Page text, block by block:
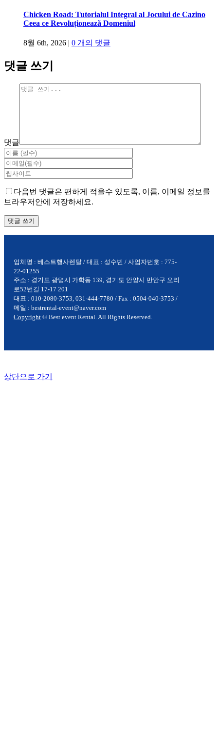
Chicken Road: Tutorialul Integral al Jocului de Cazino
Ceea ce Revoluționează Domeniul
8월 6th, 2026 | 0 개의 댓글
댓글 쓰기
댓글
다음번 댓글은 편하게 적을수 있도록, 이름, 이메일 정보를
브라우저안에 저장하세요.
업체명 : 베스트행사렌탈 / 대표 : 성수빈 / 사업자번호 : 775-
22-01255
주소 : 경기도 광명시 가학동 139, 경기도 안양시 만안구 오리
로52번길 17-17 201
대표 : 010-2080-3753, 031-444-7780 / Fax : 0504-040-3753 /
메일 : bestrental-event@naver.com
Copyright© Best event Rental. All Rights Reserved.
상단으로 가기